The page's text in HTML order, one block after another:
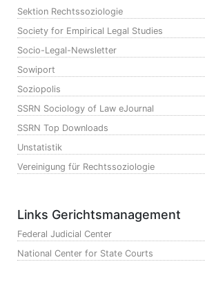
Sektion Rechtssoziologie
Society for Empirical Legal Studies
Socio-Legal-Newsletter
Sowiport
Soziopolis
SSRN Sociology of Law eJournal
SSRN Top Downloads
Unstatistik
Vereinigung für Rechtssoziologie
Links Gerichtsmanagement
Federal Judicial Center
National Center for State Courts